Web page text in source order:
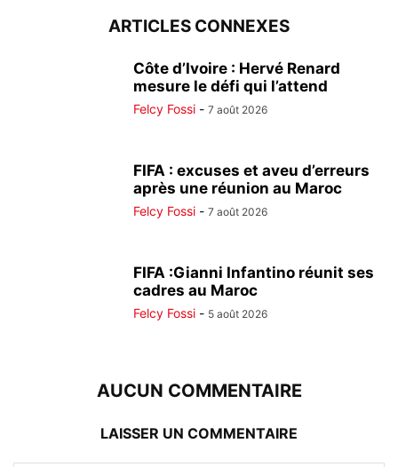
ARTICLES CONNEXES
Côte d’Ivoire : Hervé Renard
mesure le défi qui l’attend
Felcy Fossi - 7 août 2026
FIFA : excuses et aveu d’erreurs
après une réunion au Maroc
Felcy Fossi - 7 août 2026
FIFA :Gianni Infantino réunit ses
cadres au Maroc
Felcy Fossi - 5 août 2026
AUCUN COMMENTAIRE
LAISSER UN COMMENTAIRE